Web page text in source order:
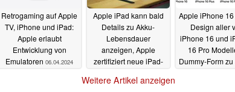
Retrogaming auf Apple
TV, iPhone und iPad:
Apple erlaubt
Entwicklung von
Emulatoren 06.04.2024
Apple iPad kann bald
Details zu Akku-
Lebensdauer
anzeigen, Apple
zertifiziert neue iPad-
Apple iPhone
Design aller
iPhone 16 und
16 Pro
Dummy-Form
Weitere Artikel anzeigen